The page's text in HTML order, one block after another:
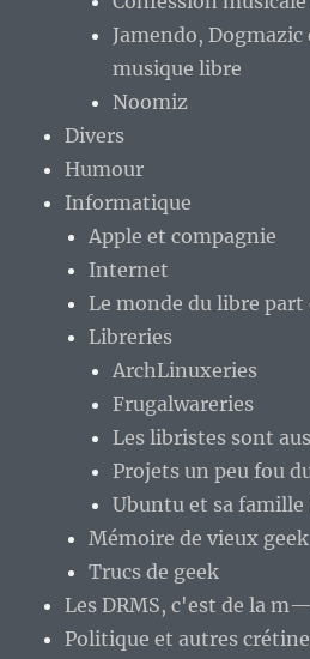
Jamendo,
musique libre
Noomiz
Divers
Humour
Informatique
Apple et compagnie
Internet
Le monde du libre part
Libreries
ArchLinuxeries
Frugalwareries
Les libristes sont
Projets un peu fou
Ubuntu et sa
Mémoire de vieux geek
Trucs de geek
Les DRMS, c'est de la
Politique et autres